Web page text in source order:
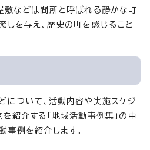
敷などは間所と呼ばれる静かな町
しを与え、歴史の町を感じること
について、活動内容や実施スケジ
を紹介する「地域活動事例集」の中
事例を紹介します。